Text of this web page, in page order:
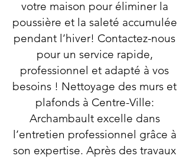
votre maison pour éliminer la
poussière et la saleté accumulée
pendant l’hiver! Contactez-nous
pour un service rapide,
professionnel et adapté à vos
besoins ! Nettoyage des murs et
plafonds à Centre-Ville:
Archambault excelle dans
l’entretien professionnel grâce à
son expertise. Après des travaux